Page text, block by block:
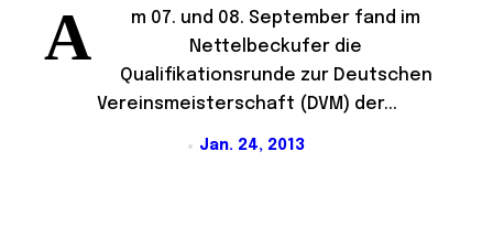
A
m 07. und 08. September fand im
Nettelbeckufer die
Qualifikationsrunde zur Deutschen
Vereinsmeisterschaft (DVM) der...
Jan. 24, 2013